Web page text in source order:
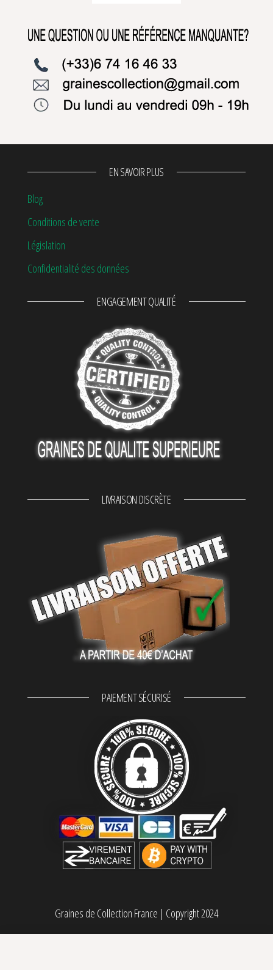
EN SAVOIR PLUS
Blog
Conditions de vente
Législation
Confidentialité des données
ENGAGEMENT QUALITÉ
LIVRAISON DISCRÈTE
PAIEMENT SÉCURISÉ
Graines de Collection France | Copyright 2024